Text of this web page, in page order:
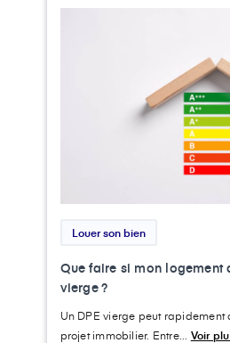
Louer son bien
Que faire si mon logement
vierge ?
Un DPE vierge peut rapidement
projet immobilier. Entre... Voir